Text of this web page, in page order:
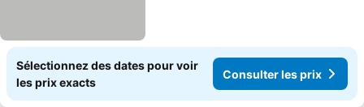
Sélectionnez des dates pour voir
les prix exacts
Consulter les prix